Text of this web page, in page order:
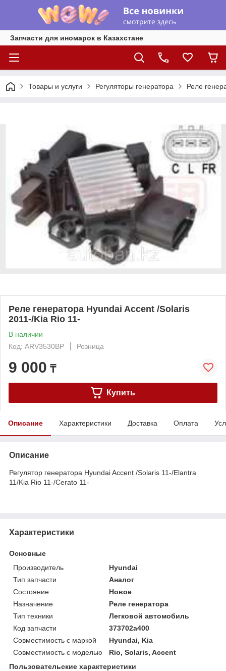
Запчасти для иномарок в Казахстане
Товары и услуги Регуляторы генератора Реле
Реле генератора Hyundai Accent /Solaris
2011-/Kia Rio 11-
В наличии
Код: ARV3530BP
Розница
9 000 ₸
Купить
Описание Характеристики Доставка Оплата
Описание
Регулятор генератора Hyundai Accent /Solaris 11-/Elantra
11/Kia Rio 11-/Cerato 11-
Характеристики
Основные
Производитель
Hyundai
Тип запчасти
Аналог
Состояние
Новое
Назначение
Реле генератора
Тип техники
Легковой автомобиль
Код запчасти
373702a400
Совместимость с маркой
Hyundai, Kia
Совместимость с моделью
Rio, Solaris, Accent
Пользовательские характеристики